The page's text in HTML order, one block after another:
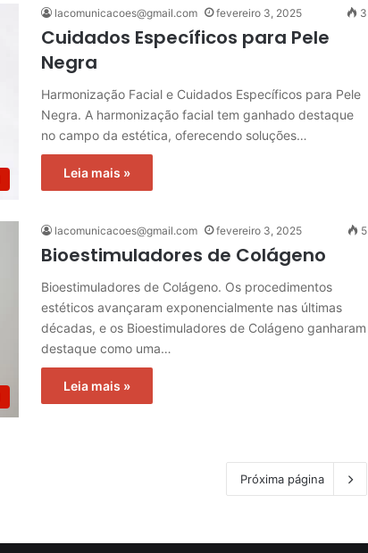
lacomunicacoes@gmail.com fevereiro 3, 2025 3
Cuidados Específicos para Pele
Negra
Harmonização Facial e Cuidados Específicos para Pele
Negra. A harmonização facial tem ganhado destaque
no campo da estética, oferecendo soluções…
Leia mais »
lacomunicacoes@gmail.com fevereiro 3, 2025 5
Bioestimuladores de Colágeno
Bioestimuladores de Colágeno. Os procedimentos
estéticos avançaram exponencialmente nas últimas
décadas, e os Bioestimuladores de Colágeno ganharam
destaque como uma…
Leia mais »
Próxima página